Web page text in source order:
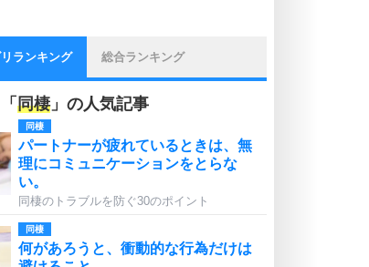
ランキング 総合ランキング
「 同棲」の人気記事
同棲
パートナーが疲れているときは、無
理にコミュニケーションをとらな
い。
同棲のトラブルを防ぐ30のポイント
同棲
何があろうと、衝動的な行為だけは